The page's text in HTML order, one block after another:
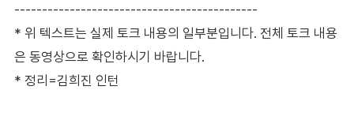
--------------------------------------------
* 위 텍스트는 실제 토크 내용의 일부분입니다. 전체 토크 내용
은 동영상으로 확인하시기 바랍니다.
* 정리=김희진 인턴